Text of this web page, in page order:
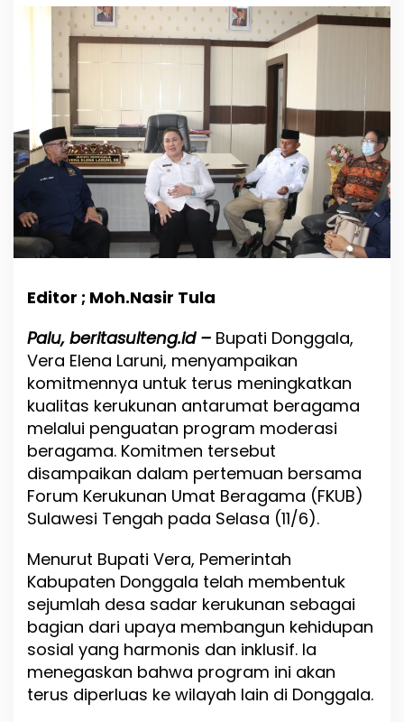
n
:
D
g
g
a
l
a
B
a
a
d
C
o
t
o
h
N
a
s
i
o
n
l
d
a
l
a
m
M
d
Editor ; Moh.Nasir Tula
Palu, beritasulteng.id – Bupati Donggala,
Vera Elena Laruni, menyampaikan
komitmennya untuk terus meningkatkan
kualitas kerukunan antarumat beragama
melalui penguatan program moderasi
beragama. Komitmen tersebut
disampaikan dalam pertemuan bersama
Forum Kerukunan Umat Beragama (FKUB)
Sulawesi Tengah pada Selasa (11/6).
Menurut Bupati Vera, Pemerintah
Kabupaten Donggala telah membentuk
sejumlah desa sadar kerukunan sebagai
bagian dari upaya membangun kehidupan
sosial yang harmonis dan inklusif. Ia
menegaskan bahwa program ini akan
terus diperluas ke wilayah lain di Donggala.